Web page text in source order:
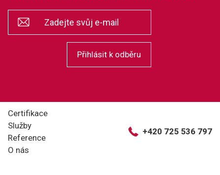
Zadejte svůj e-mail
Přihlásit k odběru
Certifikace
Služby
Reference
O nás
+420 725 536 797